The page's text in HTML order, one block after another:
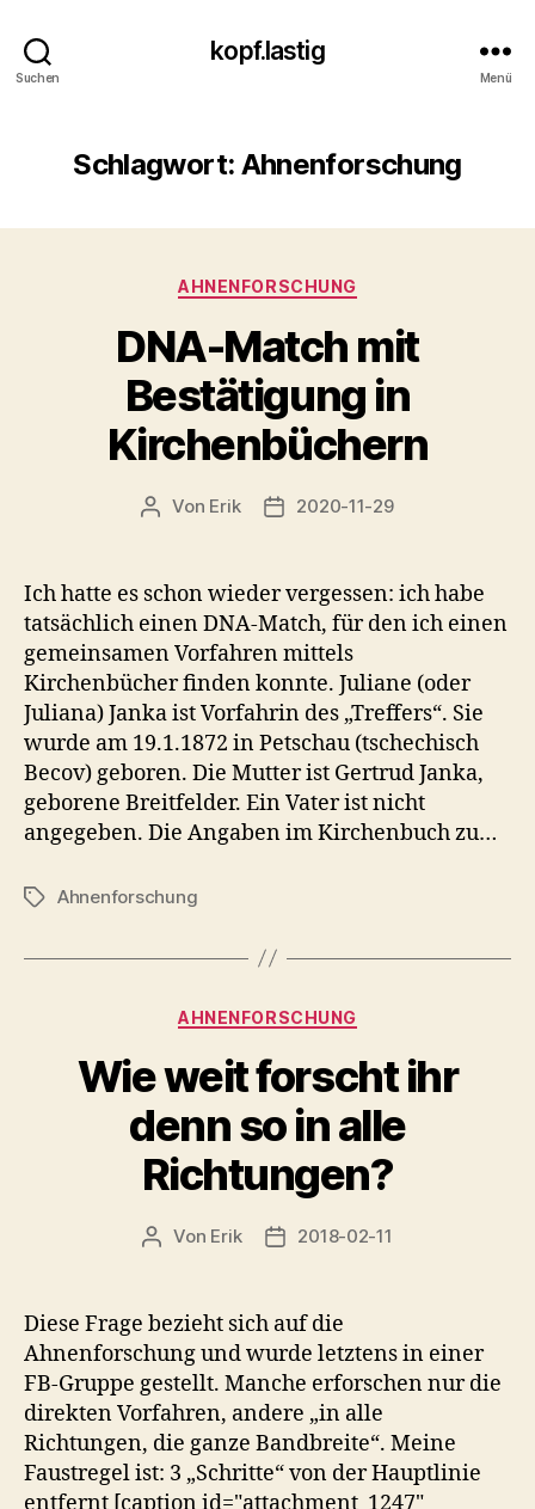
Suchen
kopf.lastig
Menü
Schlagwort: Ahnenforschung
Kategorien
AHNENFORSCHUNG
DNA-Match mit
Bestätigung in
Kirchenbüchern
Beitragsautor
Von Erik Veröffentlichungsdatum
2020-11-29
Ich hatte es schon wieder vergessen: ich habe
tatsächlich einen DNA-Match, für den ich einen
gemeinsamen Vorfahren mittels
Kirchenbücher finden konnte. Juliane (oder
Juliana) Janka ist Vorfahrin des „Treffers“. Sie
wurde am 19.1.1872 in Petschau (tschechisch
Becov) geboren. Die Mutter ist Gertrud Janka,
geborene Breitfelder. Ein Vater ist nicht
angegeben. Die Angaben im Kirchenbuch zu…
Schlagwörter
Ahnenforschung
Kategorien
AHNENFORSCHUNG
Wie weit forscht ihr
denn so in alle
Richtungen?
Beitragsautor
Von Erik Veröffentlichungsdatum
2018-02-11
Diese Frage bezieht sich auf die
Ahnenforschung und wurde letztens in einer
FB-Gruppe gestellt. Manche erforschen nur die
direkten Vorfahren, andere „in alle
Richtungen, die ganze Bandbreite“. Meine
Faustregel ist: 3 „Schritte“ von der Hauptlinie